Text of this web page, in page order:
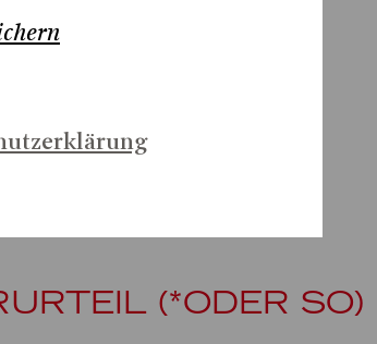
STÄDTE
(*ODER SO)